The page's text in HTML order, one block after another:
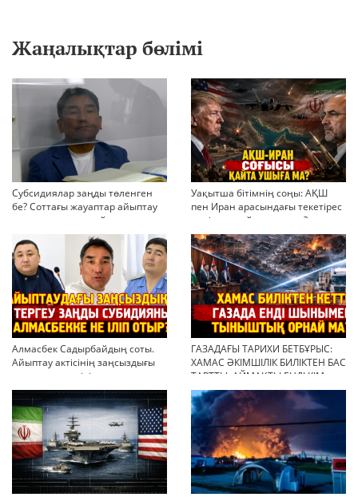
Жаңалықтар бөлімі
Субсидиялар заңды төленген
бе? Соттағы жауаптар айыптау
тұжырымдарын қайта қарауға
негіз бола ала ма?
Уақытша бітімнің соңы: АҚШ
пен Иран арасындағы текетірес
неліктен қайта ушықты?
Алмасбек Садырбайдың соты.
Айыптау актісінің заңсыздығы
мен қолдан өсірілген
миллиондар
ГАЗАДАҒЫ ТАРИХИ БЕТБҰРЫС:
ХАМАС ӘКІМШІЛІК БИЛІКТЕН БАС
ТАРТТЫ. АЙМАҚТЫ ЕНДІ КІМ
БАСҚАРАДЫ?